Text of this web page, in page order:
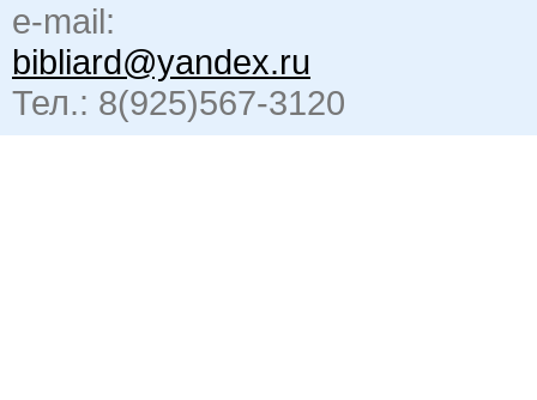
e-mail:
bibliard@yandex.ru
Тел.: 8(925)567-3120